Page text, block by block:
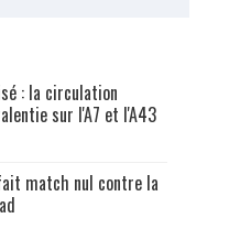
: la circulation
sur l'A7 et l'A43
match nul contre la